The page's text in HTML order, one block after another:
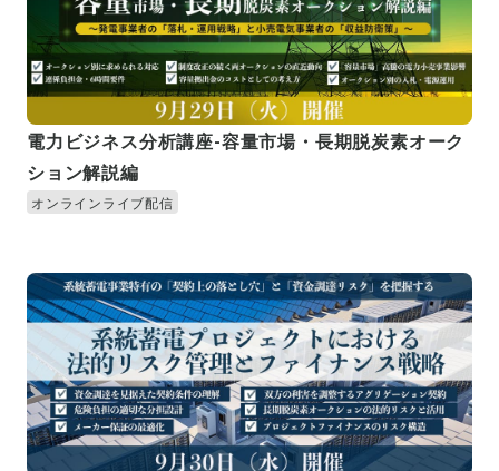
電力ビジネス分析講座-容量市場・長期脱炭素オーク
ション解説編
オンラインライブ配信